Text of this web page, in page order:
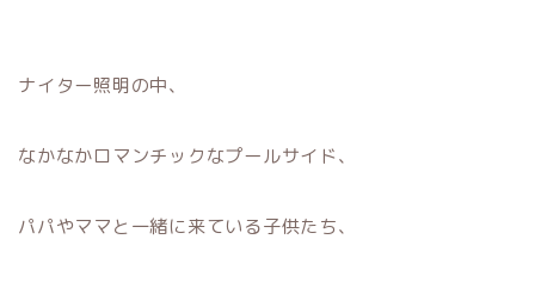
ナイター照明の中、
なかなかロマンチックなプールサイド、
パパやママと一緒に来ている子供たち、